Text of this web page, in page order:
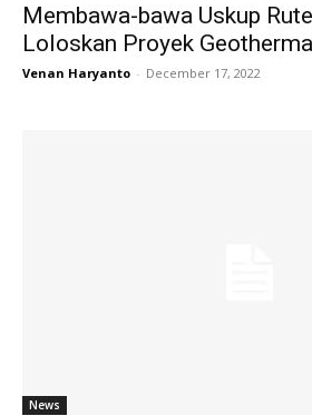
Membawa-bawa Uskup
Loloskan Proyek
Venan Haryanto - December 17, 2022
News